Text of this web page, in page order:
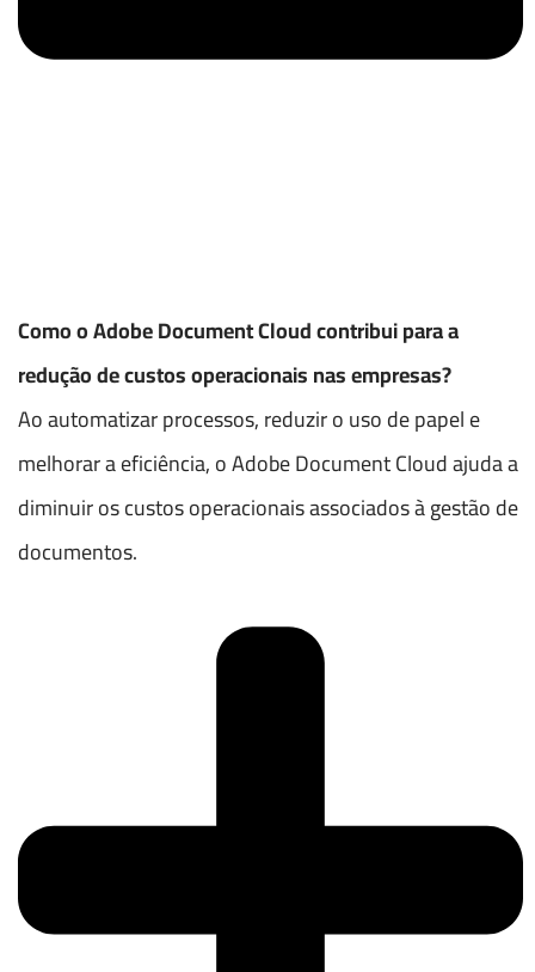
Como o Adobe Document Cloud contribui para a
redução de custos operacionais nas empresas?
Ao automatizar processos, reduzir o uso de papel e
melhorar a eficiência, o Adobe Document Cloud ajuda a
diminuir os custos operacionais associados à gestão de
documentos.